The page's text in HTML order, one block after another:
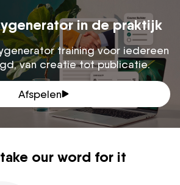
in de praktijk
training voor iedereen
van creatie tot publicatie.
Afspelen
take our word for it